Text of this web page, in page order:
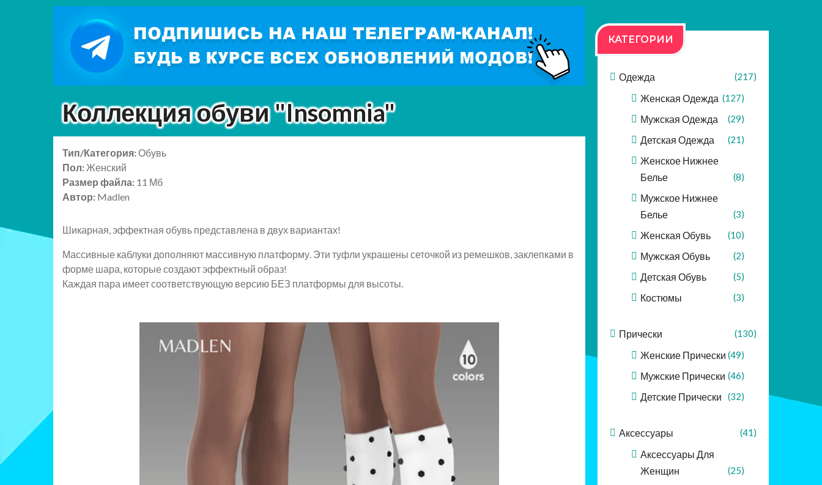
Коллекция обуви "Insomnia"
Тип/Категория:Обувь
Пол: Женский
Размер файла: 11 Мб
Автор: Madlen
Шикарная, эффектная обувь представлена в двух вариантах!
Массивные каблуки дополняют массивную платформу. Эти туфли украшены сеточкой из ремешков, заклепками в
форме шара, которые создают эффектный образ!
Каждая пара имеет соответствующую версию БЕЗ платформы для высоты.
КАТЕГОРИИ
Одежда (217)
Женская Одежда (127)
Мужская Одежда (29)
Детская Одежда (21)
Женское Нижнее
Белье
(8)
Мужское Нижнее
Белье
(3)
Женская Обувь (10)
Мужская Обувь (2)
Детская Обувь (5)
Костюмы (3)
Прически (130)
Женские Прически (49)
Мужские Прически (46)
Детские Прически (32)
Аксессуары (41)
Аксессуары Для
Женщин
(25)